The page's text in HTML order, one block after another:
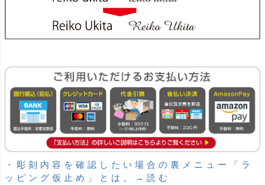
・彫刻内容を確認したい場合の裏メニュー「ラ
ッピング仮止め」とは。→読む